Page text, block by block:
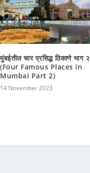
मुंबईतील चार प्रसिद्ध ठिकाणे भाग २
(Four Famous Places in
Mumbai Part 2)
14 November 2023